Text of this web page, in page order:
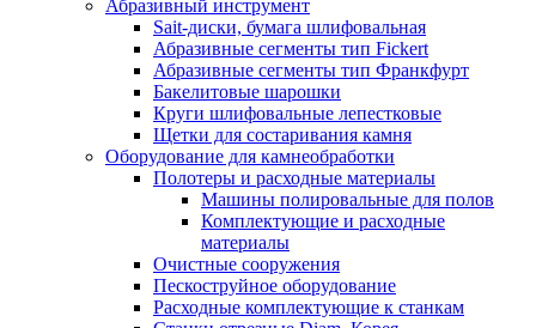
Абразивный инструмент
Sait-диски, бумага шлифовальная
Абразивные сегменты тип Fickert
Абразивные сегменты тип Франкфурт
Бакелитовые шарошки
Круги шлифовальные лепестковые
Щетки для состаривания камня
Оборудование для камнеобработки
Полотеры и расходные материалы
Машины полировальные для полов
Комплектующие и расходные
материалы
Очистные сооружения
Пескоструйное оборудование
Расходные комплектующие к станкам